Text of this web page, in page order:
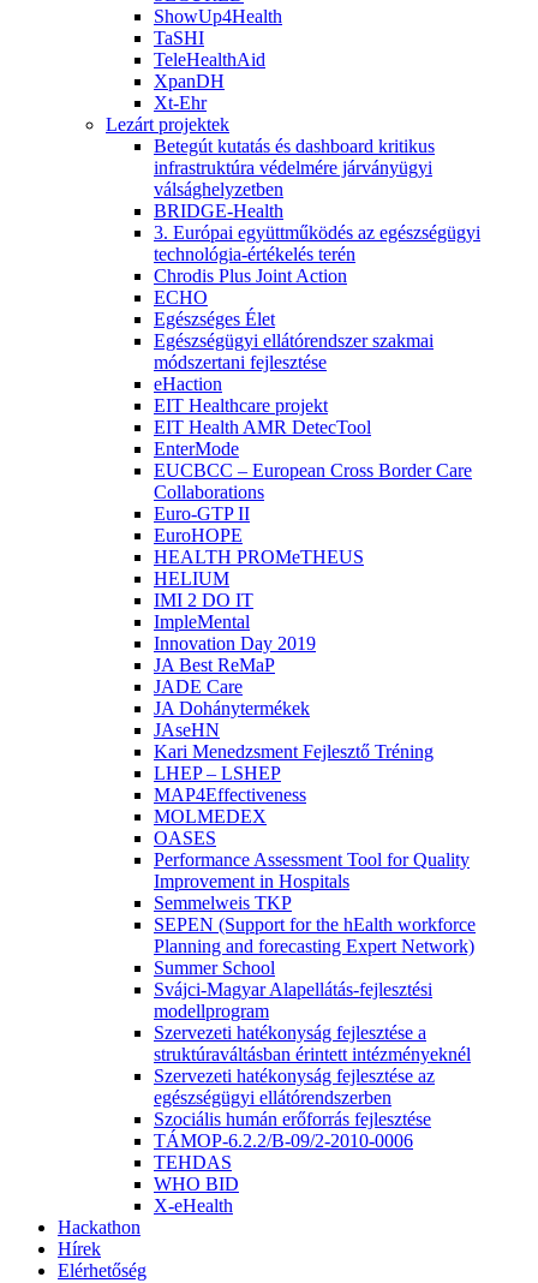
ShowUp4Health
TaSHI
TeleHealthAid
XpanDH
Xt-Ehr
Lezárt projektek
Betegút kutatás és dashboard kritikus
infrastruktúra védelmére járványügyi
válsághelyzetben
BRIDGE-Health
3. Európai együttműködés az egészségügyi
technológia-értékelés terén
Chrodis Plus Joint Action
ECHO
Egészséges Élet
Egészségügyi ellátórendszer szakmai
módszertani fejlesztése
eHaction
EIT Healthcare projekt
EIT Health AMR DetecTool
EnterMode
EUCBCC – European Cross Border Care
Collaborations
Euro-GTP II
EuroHOPE
HEALTH PROMeTHEUS
HELIUM
IMI 2 DO IT
ImpleMental
Innovation Day 2019
JA Best ReMaP
JADE Care
JA Dohánytermékek
JAseHN
Kari Menedzsment Fejlesztő Tréning
LHEP – LSHEP
MAP4Effectiveness
MOLMEDEX
OASES
Performance Assessment Tool for Quality
Improvement in Hospitals
Semmelweis TKP
SEPEN (Support for the hEalth workforce
Planning and forecasting Expert Network)
Summer School
Svájci-Magyar Alapellátás-fejlesztési
modellprogram
Szervezeti hatékonyság fejlesztése a
struktúraváltásban érintett intézményeknél
Szervezeti hatékonyság fejlesztése az
egészségügyi ellátórendszerben
Szociális humán erőforrás fejlesztése
TÁMOP-6.2.2/B-09/2-2010-0006
TEHDAS
WHO BID
X-eHealth
Hackathon
Hírek
Elérhetőség